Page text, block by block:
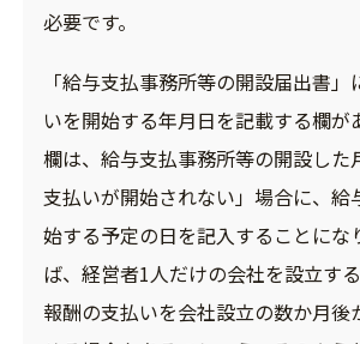
必要です。
「給与支払事務所等の開設届出書
いを開始する年月日を記載する欄が
欄は、給与支払事務所等の開設した
支払いが開始されない」場合に、給
始する予定の日を記入することにな
ば、経営者1人だけの会社を設立す
報酬の支払いを会社設立の数か月後